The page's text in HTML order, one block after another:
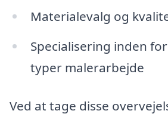
Materialevalg og
Specialisering inden
typer malerarbejde
Ved at tage disse